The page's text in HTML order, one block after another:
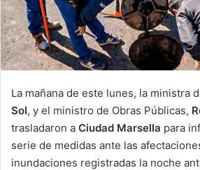
La mañana de este lunes, la ministra
Sol, y el ministro de Obras Públicas,
trasladaron a Ciudad Marsella para
serie de medidas ante las
inundaciones registradas la noche